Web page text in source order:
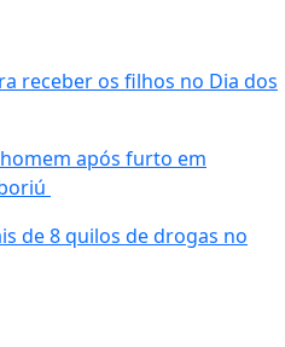
receber os filhos no Dia dos
após furto em
de 8 quilos de drogas no